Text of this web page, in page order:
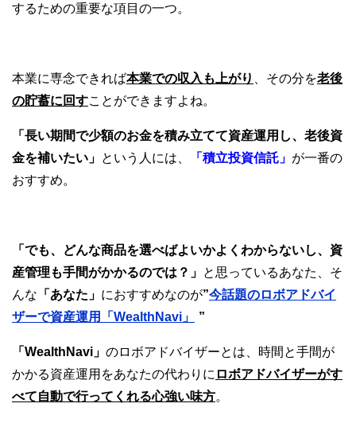
するための重要な項目の一つ。
本業に専念できれば本業での収入も上がり 、その分を老後
の貯蓄に回すことができますよね。
「長い期間で少額のお金を積み立てて資産運用し、老後資
金を補いたい」 という人には、 「積立投資信託」 が一番の
おすすめ。
「でも、どんな商品を選べばよいかよくわからないし、資
産管理も手間がかかるのでは？」 と思っているあなた、そ
んな 「あなた」 におすすめなのが”今話題のロボアドバイ
ザーで資産運用「WealthNavi」
”
「WealthNavi」 のロボアドバイザーとは、時間と手間が
かかる資産運用をあなたの代わりに ロボアドバイザーがす
べて自動で行ってくれる心強い味方。